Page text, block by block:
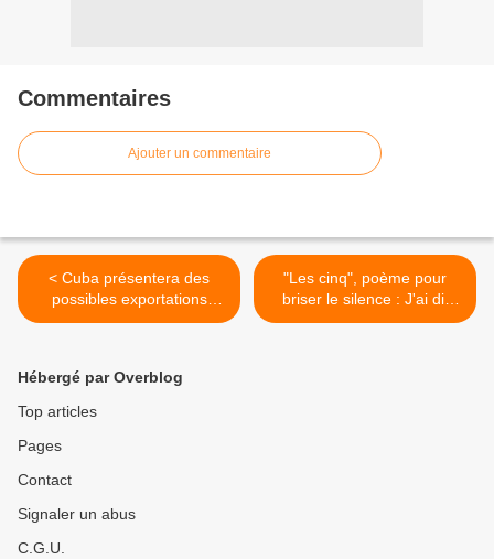
Commentaires
Ajouter un commentaire
< Cuba présentera des
possibles exportations
informatiques
"Les cinq", poème pour
briser le silence : J'ai dit
non >
Hébergé par Overblog
Top articles
Pages
Contact
Signaler un abus
C.G.U.